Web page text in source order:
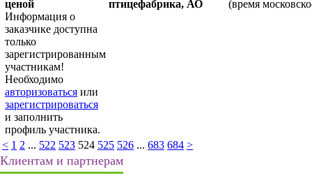
< 1 2 ... 522 523 524 525 526 ... 683 684 >
ценой
Информация о
заказчике доступна
только
зарегистрированным
участникам!
Необходимо
авторизоваться или
зарегистрироваться
и заполнить
профиль участника.
птицефабрика, АО
(время
Клиентам и партнерам